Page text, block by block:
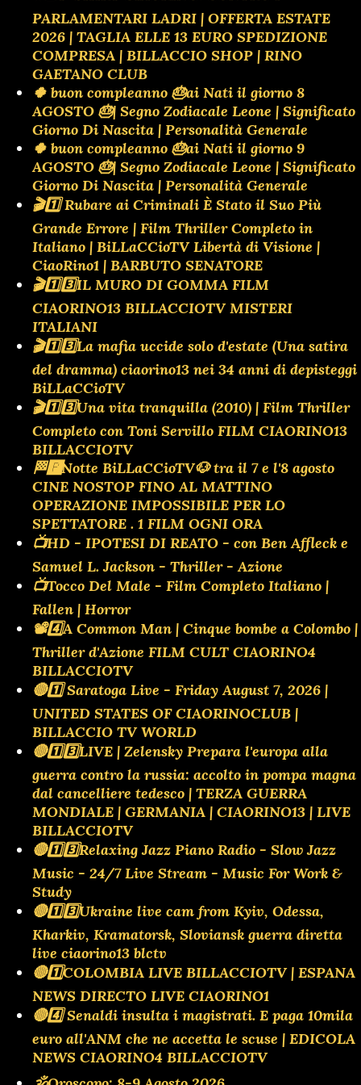
PARLAMENTARI LADRI | OFFERTA ESTATE
2026 | TAGLIA ELLE 13 EURO SPEDIZIONE
COMPRESA | BILLACCIO SHOP | RINO
GAETANO CLUB
🍀 buon compleanno 🎂ai Nati il giorno 8
AGOSTO 🎂| Segno Zodiacale Leone | Significato
Giorno Di Nascita | Personalità Generale
🍀 buon compleanno 🎂ai Nati il giorno 9
AGOSTO 🎂| Segno Zodiacale Leone | Significato
Giorno Di Nascita | Personalità Generale
🎬1️⃣ Rubare ai Criminali È Stato il Suo Più
Grande Errore | Film Thriller Completo in
Italiano | BiLLaCCioTV Libertà di Visione |
CiaoRino1 | BARBUTO SENATORE
🎬1️⃣3️⃣IL MURO DI GOMMA FILM
CIAORINO13 BILLACCIOTV MISTERI
ITALIANI
🎬1️⃣3️⃣La mafia uccide solo d'estate (Una satira
del dramma) ciaorino13 nei 34 anni di depisteggi
BiLLaCCioTV
🎬1️⃣3️⃣Una vita tranquilla (2010) | Film Thriller
Completo con Toni Servillo FILM CIAORINO13
BILLACCIOTV
🏁🅿️Notte BiLLaCCioTV🐶 tra il 7 e l'8 agosto
CINE NOSTOP FINO AL MATTINO
OPERAZIONE IMPOSSIBILE PER LO
SPETTATORE . 1 FILM OGNI ORA
📺HD - IPOTESI DI REATO - con Ben Affleck e
Samuel L. Jackson - Thriller - Azione
📺Tocco Del Male - Film Completo Italiano |
Fallen | Horror
📽️4️⃣A Common Man | Cinque bombe a Colombo |
Thriller d'Azione FILM CULT CIAORINO4
BILLACCIOTV
🔴1️⃣ Saratoga Live - Friday August 7, 2026 |
UNITED STATES OF CIAORINOCLUB |
BILLACCIO TV WORLD
🔴1️⃣3️⃣LIVE | Zelensky Prepara l'europa alla
guerra contro la russia: accolto in pompa magna
dal cancelliere tedesco | TERZA GUERRA
MONDIALE | GERMANIA | CIAORINO13 | LIVE
BILLACCIOTV
🔴1️⃣3️⃣Relaxing Jazz Piano Radio - Slow Jazz
Music - 24/7 Live Stream - Music For Work &
Study
🔴1️⃣3️⃣Ukraine live cam from Kyiv, Odessa,
Kharkiv, Kramatorsk, Sloviansk guerra diretta
live ciaorino13 blctv
🔴1️⃣COLOMBIA LIVE BILLACCIOTV | ESPANA
NEWS DIRECTO LIVE CIAORINO1
🔴4️⃣ Senaldi insulta i magistrati. E paga 10mila
euro all'ANM che ne accetta le scuse | EDICOLA
NEWS CIAORINO4 BILLACCIOTV